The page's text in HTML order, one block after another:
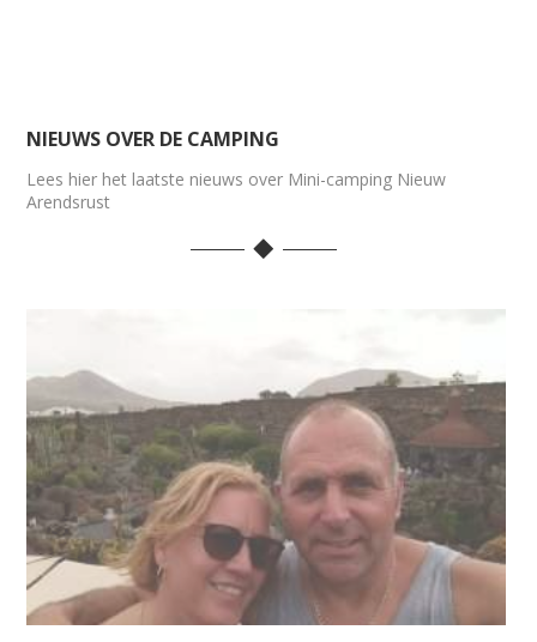
NIEUWS OVER DE CAMPING
Lees hier het laatste nieuws over Mini-camping Nieuw
Arendsrust